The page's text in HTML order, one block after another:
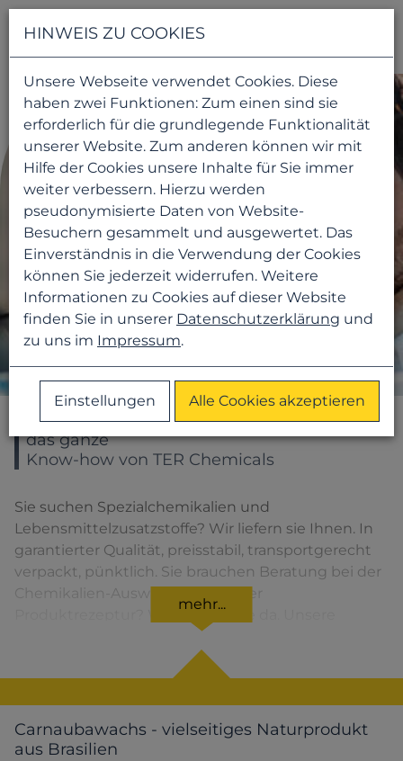
Sie wählen ein Produkt – Sie bekommen
das ganze
Know-how von TER Chemicals
Sie suchen Spezialchemikalien und
Lebensmittelzusatzstoffe? Wir liefern sie Ihnen. In
garantierter Qualität, preisstabil, transportgerecht
verpackt, pünktlich. Sie brauchen Beratung bei der
Chemikalien-Auswahl oder bei der
Lösungen für den jeweiligen Produktbereich
finden Sie, wenn Sie das entsprechende Symbol
anklicken.
mehr...
Carnaubawachs - vielseitiges Naturprodukt
aus Brasilien
HINWEIS ZU COOKIES
Unsere Webseite verwendet Cookies. Diese
haben zwei Funktionen: Zum einen sind sie
erforderlich für die grundlegende Funktionalität
unserer Website. Zum anderen können wir mit
Hilfe der Cookies unsere Inhalte für Sie immer
weiter verbessern. Hierzu werden
pseudonymisierte Daten von Website-
Besuchern gesammelt und ausgewertet. Das
Einverständnis in die Verwendung der Cookies
können Sie jederzeit widerrufen. Weitere
Informationen zu Cookies auf dieser Website
finden Sie in unserer Datenschutzerklärung und
zu uns im Impressum.
Einstellungen Alle Cookies akzeptieren